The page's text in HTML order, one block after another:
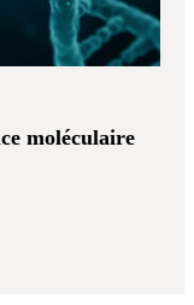
moléculaire